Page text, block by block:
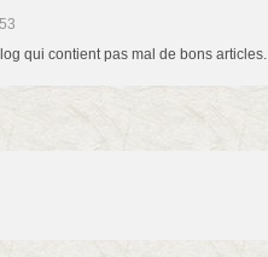
qui contient pas mal de bons articles.